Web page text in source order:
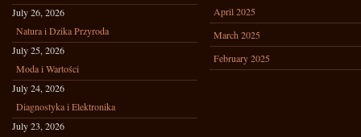
July 26, 2026
Natura i Dzika Przyroda
July 25, 2026
Moda i Wartości
July 24, 2026
Diagnostyka i Elektronika
July 23, 2026
April 2025
March 2025
February 2025